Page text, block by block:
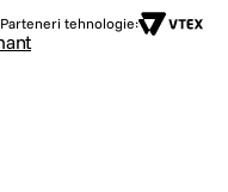
Parteneri tehnologie: